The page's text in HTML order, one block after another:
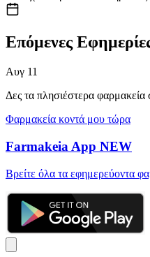
Επόμενες
Αυγ 11
Δες τα πλησιέστερα
Φαρμακεία κοντά μου τώρα
Farmakeia App NEW
Βρείτε όλα τα εφημερεύοντα